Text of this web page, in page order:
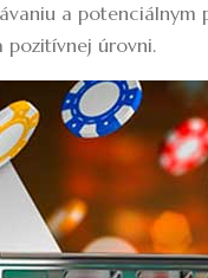
a
pozitívnej úrovni.